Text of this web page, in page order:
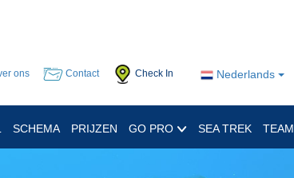
Nederlands
ons Contact Check In
SCHEMA PRIJZEN GO PRO SEA TREK TEAM